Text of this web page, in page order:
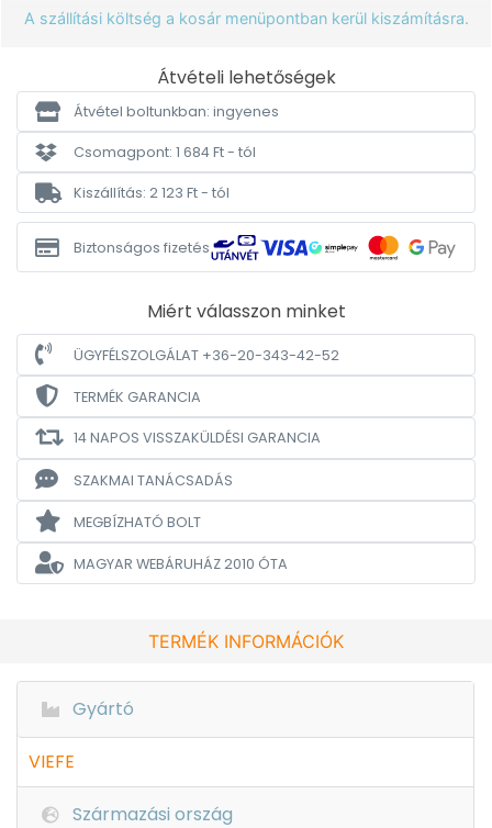
A szállítási költség a kosár menüpontban kerül kiszámításra.
Átvételi lehetőségek
Átvétel boltunkban: ingyenes
Csomagpont: 1 684 Ft - tól
Kiszállítás: 2 123 Ft - tól
Biztonságos fizetés
Miért válasszon minket
ÜGYFÉLSZOLGÁLAT +36-20-343-42-52
TERMÉK GARANCIA
14 NAPOS VISSZAKÜLDÉSI GARANCIA
SZAKMAI TANÁCSADÁS
MEGBÍZHATÓ BOLT
MAGYAR WEBÁRUHÁZ2010 ÓTA
TERMÉK INFORMÁCIÓK
Gyártó
VIEFE
Származási ország